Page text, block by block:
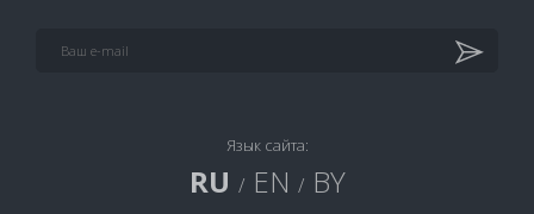
Язык сайта:
RU / EN / BY